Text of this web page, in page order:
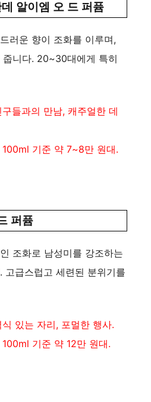
알이엠 오 드 퍼퓸
러운 향이 조화를 이루며,
니다. 20~30대에게 특히
들과의 만남, 캐주얼한 데
기준 약 7~8만 원대.
퍼퓸
조화로 남성미를 강조하는
고급스럽고 세련된 분위기를
있는 자리, 포멀한 행사.
기준 약 12만 원대.